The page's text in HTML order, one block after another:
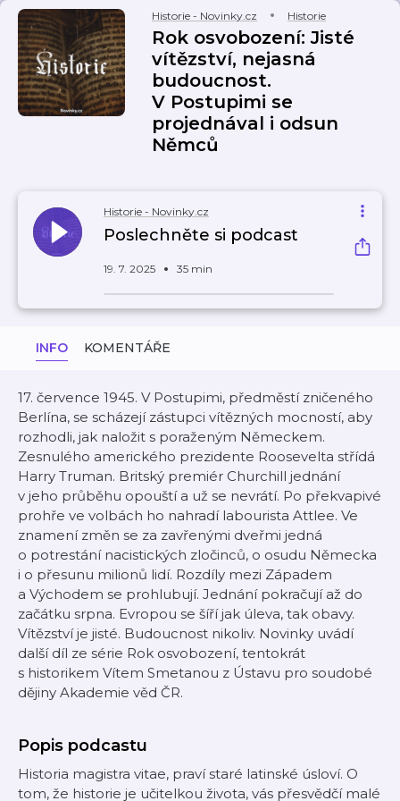
Historie - Novinky.cz Historie
Rok osvobození: Jisté
vítězství, nejasná
budoucnost.
V Postupimi se
projednával i odsun
Němců
Historie - Novinky.cz
Poslechněte si podcast
19. 7. 2025 35 min
INFO KOMENTÁŘE
17. července 1945. V Postupimi, předměstí zničeného
Berlína, se scházejí zástupci vítězných mocností, aby
rozhodli, jak naložit s poraženým Německem.
Zesnulého amerického prezidente Roosevelta střídá
Harry Truman. Britský premiér Churchill jednání
v jeho průběhu opouští a už se nevrátí. Po překvapivé
prohře ve volbách ho nahradí labourista Attlee. Ve
znamení změn se za zavřenými dveřmi jedná
o potrestání nacistických zločinců, o osudu Německa
i o přesunu milionů lidí. Rozdíly mezi Západem
a Východem se prohlubují. Jednání pokračují až do
začátku srpna. Evropou se šíří jak úleva, tak obavy.
Vítězství je jisté. Budoucnost nikoliv. Novinky uvádí
další díl ze série Rok osvobození, tentokrát
s historikem Vítem Smetanou z Ústavu pro soudobé
dějiny Akademie věd ČR.
Popis podcastu
Historia magistra vitae, praví staré latinské úsloví. O
tom, že historie je učitelkou života, vás přesvědčí malé